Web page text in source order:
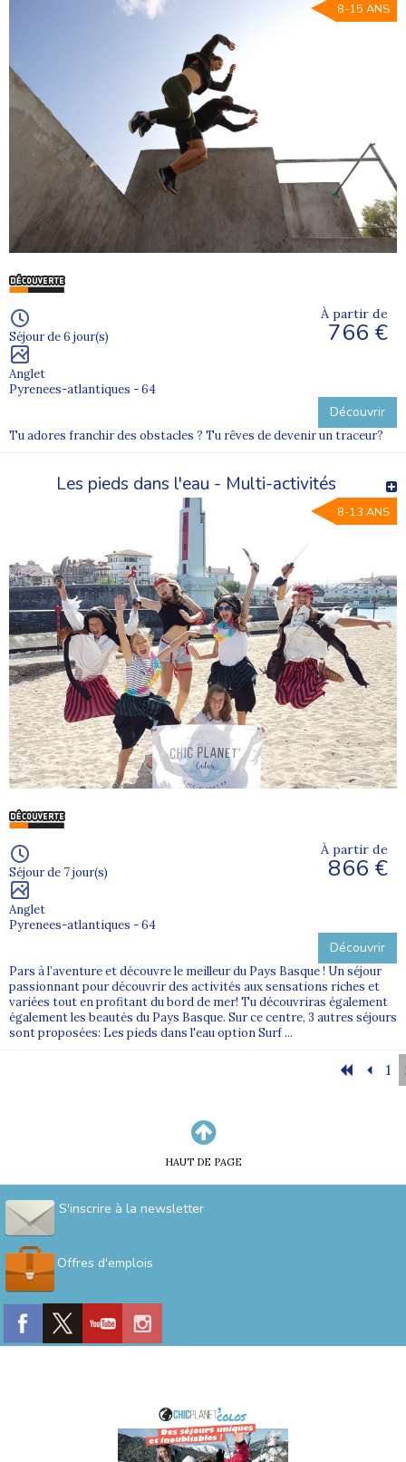
8-15 ANS
Séjour de 6 jour(s)
Anglet
Pyrenees-atlantiques - 64
À partir de
766 €
Découvrir
Tu adores franchir des obstacles ? Tu rêves de devenir un traceur?
Les pieds dans l'eau - Multi-activités
8-13 ANS
Séjour de 7 jour(s)
Anglet
Pyrenees-atlantiques - 64
À partir de
866 €
Découvrir
Pars à l’aventure et découvre le meilleur du Pays Basque ! Un séjour
passionnant pour découvrir des activités aux sensations riches et
variées tout en profitant du bord de mer! Tu découvriras également
également les beautés du Pays Basque. Sur ce centre, 3 autres séjours
sont proposées: Les pieds dans l'eau option Surf ...
1
HAUT DE PAGE
S'inscrire à la newsletter
Offres d'emplois